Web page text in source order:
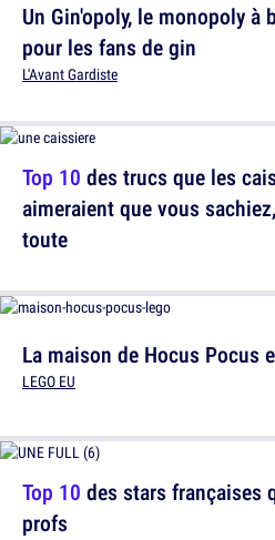
Top 10 des trucs que les
aimeraient que vous
toute
Top 10 des stars françaises
profs
Un Gin'opoly, le monopoly à
pour les fans de gin
L'Avant Gardiste
La maison de Hocus Pocus
LEGO EU